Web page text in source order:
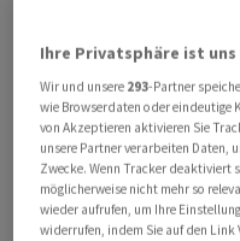
Analysten
sich auch das Minus
+++
16:00
Ihre Privatsphäre ist
Wir und unsere 293-Partner
wie Browserdaten oder eindeutige
von Akzeptieren aktivieren Sie
unsere Partner verarbeiten Daten,
Zwecke. Wenn Tracker deaktiviert
möglicherweise nicht mehr so
wieder aufrufen, um Ihre
widerrufen, indem Sie auf den Link